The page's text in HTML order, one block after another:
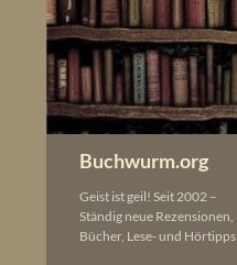
Buchwurm.org
Geist ist geil! Seit 2002 –
Ständig neue Rezensionen,
Bücher, Lese- und Hörtipps